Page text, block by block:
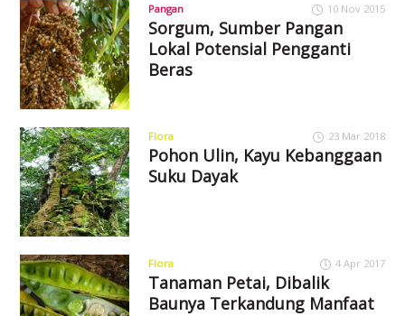
Pangan 10 Nov 2015
Sorgum, Sumber Pangan
Lokal Potensial Pengganti
Beras
Flora 23 Mar 2018
Pohon Ulin, Kayu Kebanggaan
Suku Dayak
Flora 4 Apr 2017
Tanaman Petai, Dibalik
Baunya Terkandung Manfaat